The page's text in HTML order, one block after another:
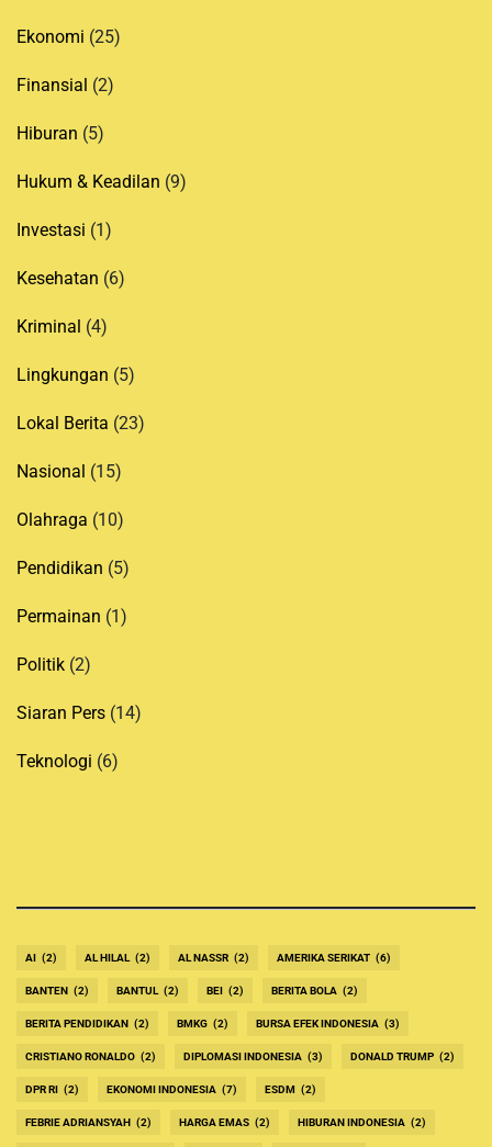
Ekonomi (25)
Finansial (2)
Hiburan (5)
Hukum & Keadilan (9)
Investasi (1)
Kesehatan (6)
Kriminal (4)
Lingkungan (5)
Lokal Berita (23)
Nasional (15)
Olahraga (10)
Pendidikan (5)
Permainan (1)
Politik (2)
Siaran Pers (14)
Teknologi (6)
AI (2) AL HILAL (2) AL NASSR (2) AMERIKA SERIKAT (6)
BANTEN (2) BANTUL (2) BEI (2) BERITA BOLA (2)
BERITA PENDIDIKAN (2) BMKG (2) BURSA EFEK INDONESIA (3)
CRISTIANO RONALDO (2) DIPLOMASI INDONESIA (3) DONALD TRUMP (2)
DPR RI (2) EKONOMI INDONESIA (7) ESDM (2)
FEBRIE ADRIANSYAH (2) HARGA EMAS (2) HIBURAN INDONESIA (2)